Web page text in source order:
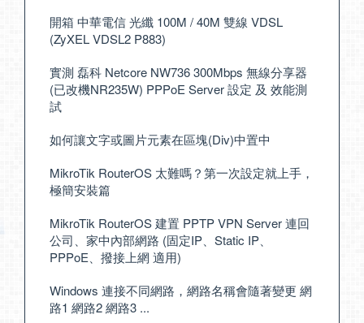
開箱 中華電信 光纖 100M / 40M 雙線 VDSL
(ZyXEL VDSL2 P883)
實測 磊科 Netcore NW736 300Mbps 無線分享器
(已改機NR235W) PPPoE Server 設定 及 效能測
試
如何讓文字或圖片元素在區塊(Div)中置中
MikroTik RouterOS 太難嗎？第一次設定就上手，
極簡安裝篇
MikroTik RouterOS 建置 PPTP VPN Server 連回
公司、家中內部網路 (固定IP、Static IP、
PPPoE、撥接上網 適用)
Windows 連接不同網路，網路名稱會隨著變更 網
路1 網路2 網路3 ...